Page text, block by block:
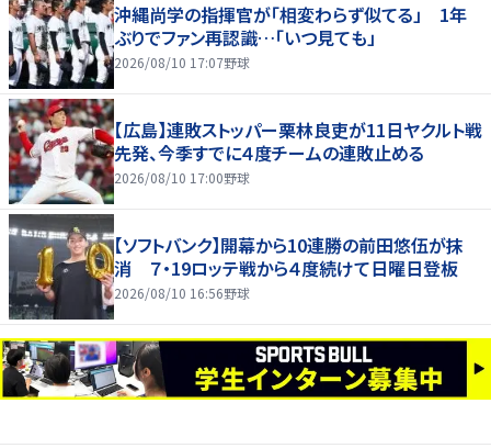
沖縄尚学の指揮官が「相変わらず似てる」 1年
ぶりでファン再認識…「いつ見ても」
2026/08/10 17:07野球
【広島】連敗ストッパー栗林良吏が11日ヤクルト戦
先発、今季すでに４度チームの連敗止める
2026/08/10 17:00野球
【ソフトバンク】開幕から10連勝の前田悠伍が抹
消 ７・19ロッテ戦から４度続けて日曜日登板
2026/08/10 16:56野球